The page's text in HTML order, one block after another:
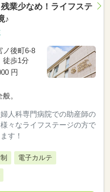
業少なめ！ライフステ
♪
ノ後町6-8
歩1分
円
。
人科専門病院での助産師の
々なライフステージの方で
す！
電子カルテ